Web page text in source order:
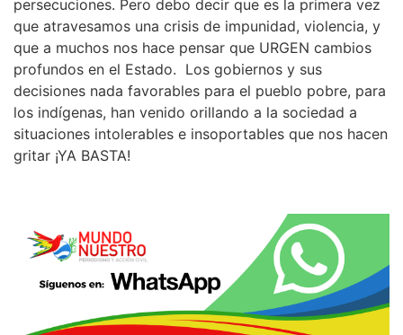
persecuciones. Pero debo decir que es la primera vez
que atravesamos una crisis de impunidad, violencia, y
que a muchos nos hace pensar que URGEN cambios
profundos en el Estado. Los gobiernos y sus
decisiones nada favorables para el pueblo pobre, para
los indígenas, han venido orillando a la sociedad a
situaciones intolerables e insoportables que nos hacen
gritar ¡YA BASTA!